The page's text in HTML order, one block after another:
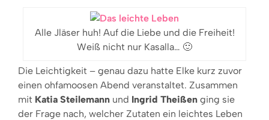
Alle Jläser huh! Auf die Liebe und die Freiheit!
Weiß nicht nur Kasalla… 🙂
Die Leichtigkeit ­– genau dazu hatte Elke kurz zuvor
einen ohfamoosen Abend veranstaltet. Zusammen
mit Katia Steilemann und Ingrid Theißen ging sie
der Frage nach, welcher Zutaten ein leichtes Leben